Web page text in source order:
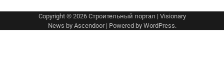
Copyright © 2026 Строительный портал | Visionary
News by Ascendoor| Powered by WordPress.